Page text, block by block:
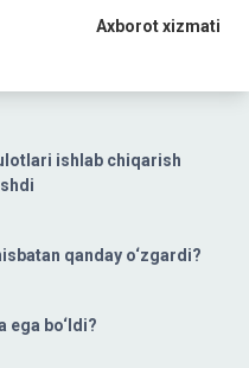
ishlab chiqarish
qanday o‘zgardi?
ega bo‘ldi?
Axborot xizmati